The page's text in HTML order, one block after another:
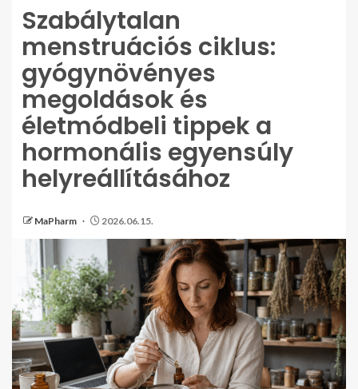
Szabálytalan
menstruációs ciklus:
gyógynövényes
megoldások és
életmódbeli tippek a
hormonális egyensúly
helyreállításához
MaPharm 2026.06.15.